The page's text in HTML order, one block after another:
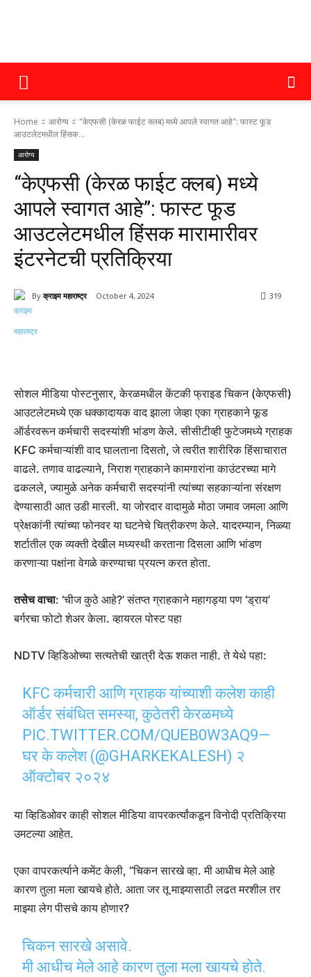
क्राइम
महाराष्ट्र
Home आरोग्य
"केएफसी (केरळ फाईट क्लब) मध्ये आपले स्वागत आहे": फास्ट फूड
आउटलेटमधील हिंसक...
आरोग्य
“केएफसी (केरळ फाईट क्लब) मध्ये
आपले स्वागत आहे”: फास्ट फूड
आउटलेटमधील हिंसक मारामारीवर
इंटरनेटची प्रतिक्रिया
By क्राइम महाराष्ट्र October 4, 2024 319
सोशल मीडिया पोस्टनुसार, केरळमधील केंटकी फ्राइड चिकन (केएफसी)
आउटलेटमध्ये एक धक्कादायक वाद झाला जेव्हा एका ग्राहकाने फूड
ऑर्डरवरून कर्मचारी सदस्यांशी भांडण केले. सीसीटीव्ही फुटेजमध्ये ग्राहक
KFC कर्मचाऱ्यांशी वाद घालताना दिसतो, जे त्वरीत शारीरिक हिंसाचारात
वाढले. तणाव वाढल्याने, निराश ग्राहकाने कामगारांना काउंटरच्या मागे
ढकलले, ज्यामुळे अनेक कर्मचारी सदस्यांनी त्यांच्या सहकाऱ्यांना संरक्षण
देण्यासाठी आत उडी मारली. या जोरदार वादामुळे मोठा जमाव जमला आणि
प्रेक्षकांनी त्यांच्या फोनवर या घटनेचे चित्रीकरण केले. यादरम्यान, निळ्या
शर्टातील एक व्यक्ती देखील मध्यस्थी करताना दिसला आणि भांडण
करणाऱ्या पक्षांना वेगळे करण्याचा प्रयत्न करत होता.
तसेच वाचा: ‘चीज कुठे आहे?’ संतप्त ग्राहकाने महागड्या पण ‘ड्राय’
बर्गरचा फोटो शेअर केला. व्हायरल पोस्ट पहा
NDTV व्हिडिओच्या सत्यतेची खात्री देऊ शकत नाही. ते येथे पहा:
KFC कर्मचारी आणि ग्राहक यांच्याशी कलेश काही
ऑर्डर संबंधित समस्या, कुठेतरी केरळमध्ये
PIC.TWITTER.COM/QUEB0W3AQ9—
घर के कलेश (@GHARKEKALESH) २
ऑक्टोबर २०२४
या व्हिडिओवर काही सोशल मीडिया वापरकर्त्यांकडून विनोदी प्रतिक्रिया
उमटल्या आहेत.
एका वापरकर्त्याने कमेंट केली, “चिकन सारखे व्हा. मी आधीच मेले आहे
कारण तुला मला खायचे होते. आता जर तू माझ्यासाठी लढत मरशील तर
माझ्या लेग पीसचे काय होणार?
चिकन सारखे असावे.
मी आधीच मेले आहे कारण तुला मला खायचे होते.